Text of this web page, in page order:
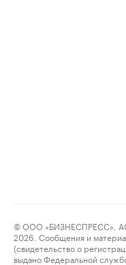
© ООО «БИЗНЕСПРЕСС»,
2026. Сообщения и
(свидетельство о
выдано Федеральной